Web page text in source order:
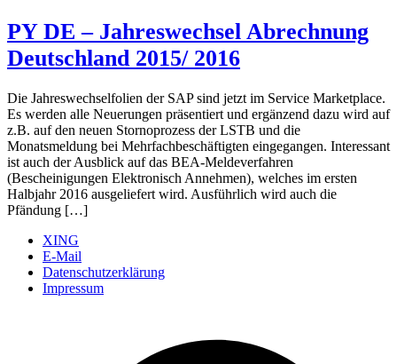
PY DE – Jahreswechsel Abrechnung
Deutschland 2015/ 2016
Die Jahreswechselfolien der SAP sind jetzt im Service Marketplace.
Es werden alle Neuerungen präsentiert und ergänzend dazu wird auf
z.B. auf den neuen Stornoprozess der LSTB und die
Monatsmeldung bei Mehrfachbeschäftigten eingegangen. Interessant
ist auch der Ausblick auf das BEA-Meldeverfahren
(Bescheinigungen Elektronisch Annehmen), welches im ersten
Halbjahr 2016 ausgeliefert wird. Ausführlich wird auch die
Pfändung […]
XING
E-Mail
Datenschutzerklärung
Impressum